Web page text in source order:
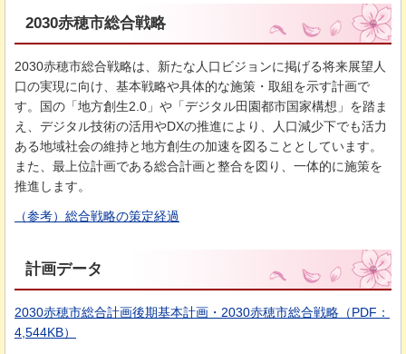
2030赤穂市総合戦略
2030赤穂市総合戦略は、新たな人口ビジョンに掲げる将来展望人
口の実現に向け、基本戦略や具体的な施策・取組を示す計画で
す。国の「地方創生2.0」や「デジタル田園都市国家構想」を踏ま
え、デジタル技術の活用やDXの推進により、人口減少下でも活力
ある地域社会の維持と地方創生の加速を図ることとしています。
また、最上位計画である総合計画と整合を図り、一体的に施策を
推進します。
（参考） 総合戦略の策定経過
計画データ
2030赤穂市総合計画後期基本計画・2030赤穂市総合戦略（PDF：
4,544KB）